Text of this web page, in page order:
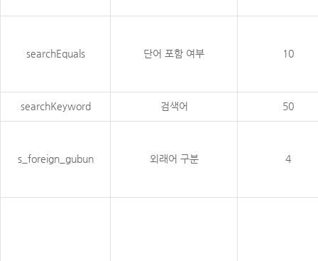
searchEquals 단어 포함 여부 10
searchKeyword 검색어 50
s_foreign_gubun 외래어 구분 4